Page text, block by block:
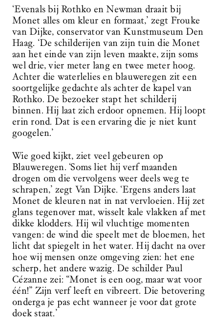
‘Evenals bij Rothko en Newman draait bij
Monet alles om kleur en formaat,’ zegt Frouke
van Dijke, conservator van Kunstmuseum Den
Haag. ‘De schilderijen van zijn tuin die Monet
aan het einde van zijn leven maakte, zijn soms
wel drie, vier meter lang en twee meter hoog.
Achter die waterlelies en blauweregen zit een
soortgelijke gedachte als achter de kapel van
Rothko. De bezoeker stapt het schilderij
binnen. Hij laat zich erdoor opnemen. Hij loopt
erin rond. Dat is een ervaring die je niet kunt
googelen.’
Wie goed kijkt, ziet veel gebeuren op
Blauweregen. ‘Soms liet hij verf maanden
drogen om die vervolgens weer deels weg te
schrapen,’ zegt Van Dijke. ‘Ergens anders laat
Monet de ­kleuren nat in nat vervloeien. Hij zet
glans tegenover mat, wisselt kale vlakken af met
dikke klodders. Hij wil vluchtige momenten
vangen: de wind die speelt met de bloemen, het
licht dat spiegelt in het water. Hij dacht na over
hoe wij mensen onze omgeving zien: het ene
scherp, het andere wazig. De schilder Paul
Cézanne zei: “Monet is een oog, maar wat voor
één!” Zijn verf leeft en vibreert. Die betovering
onderga je pas echt wanneer je voor dat grote
doek staat.’